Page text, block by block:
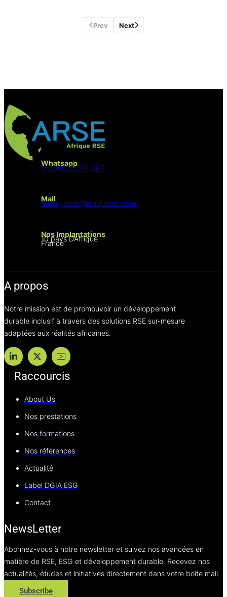
Prev Next
Whatsapp
(+33) 675 374 967
Mail
thierry.tene@afriquerse.com
Nos Implantations
10 pays D’Afrique
France
A propos
Notre mission est de promouvoir un développement
durable inclusif à travers des solutions RSE sur-mesure
adaptées aux réalités africaines.
Raccourcis
About Us
Nos prestations
Nos formations
Nos références
Actualité
Label DGIA ESG
Contact
NewsLetter
Abonnez-vous à notre newsletter et suivez nos avancées en
matière de RSE, ESG et développement durable. Recevez nos
actualités, études et initiatives directement dans votre boîte mail.
Subscribe